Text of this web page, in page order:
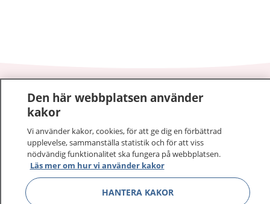
1177–tryggt om din hälsa och vård
sjukdomar och vilka mottagningar du kan kontakta.
Logga in för att läsa din journal och göra dina
vårdärenden. Ring telefonnummer 1177 för
sjukvårdsrådgivning dygnet runt.
1177 ger dig råd när du vill må bättre.
Den här webbplatsen använder
kakor
Vi använder kakor, cookies, för att ge dig en förbättrad
upplevelse, sammanställa statistik och för att viss
nödvändig funktionalitet ska fungera på webbplatsen.
Läs mer om hur vi använder kakor
HANTERA KAKOR